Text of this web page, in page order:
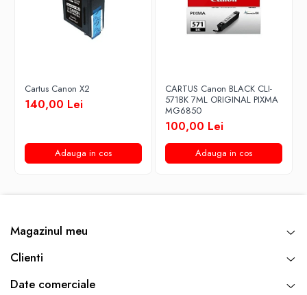
Cartus Canon X2
140,00 Lei
Adauga in cos
CARTUS Canon BLACK CLI-
571BK 7ML ORIGINAL PIXMA
MG6850
100,00 Lei
Adauga in cos
Magazinul meu
Clienti
Date comerciale